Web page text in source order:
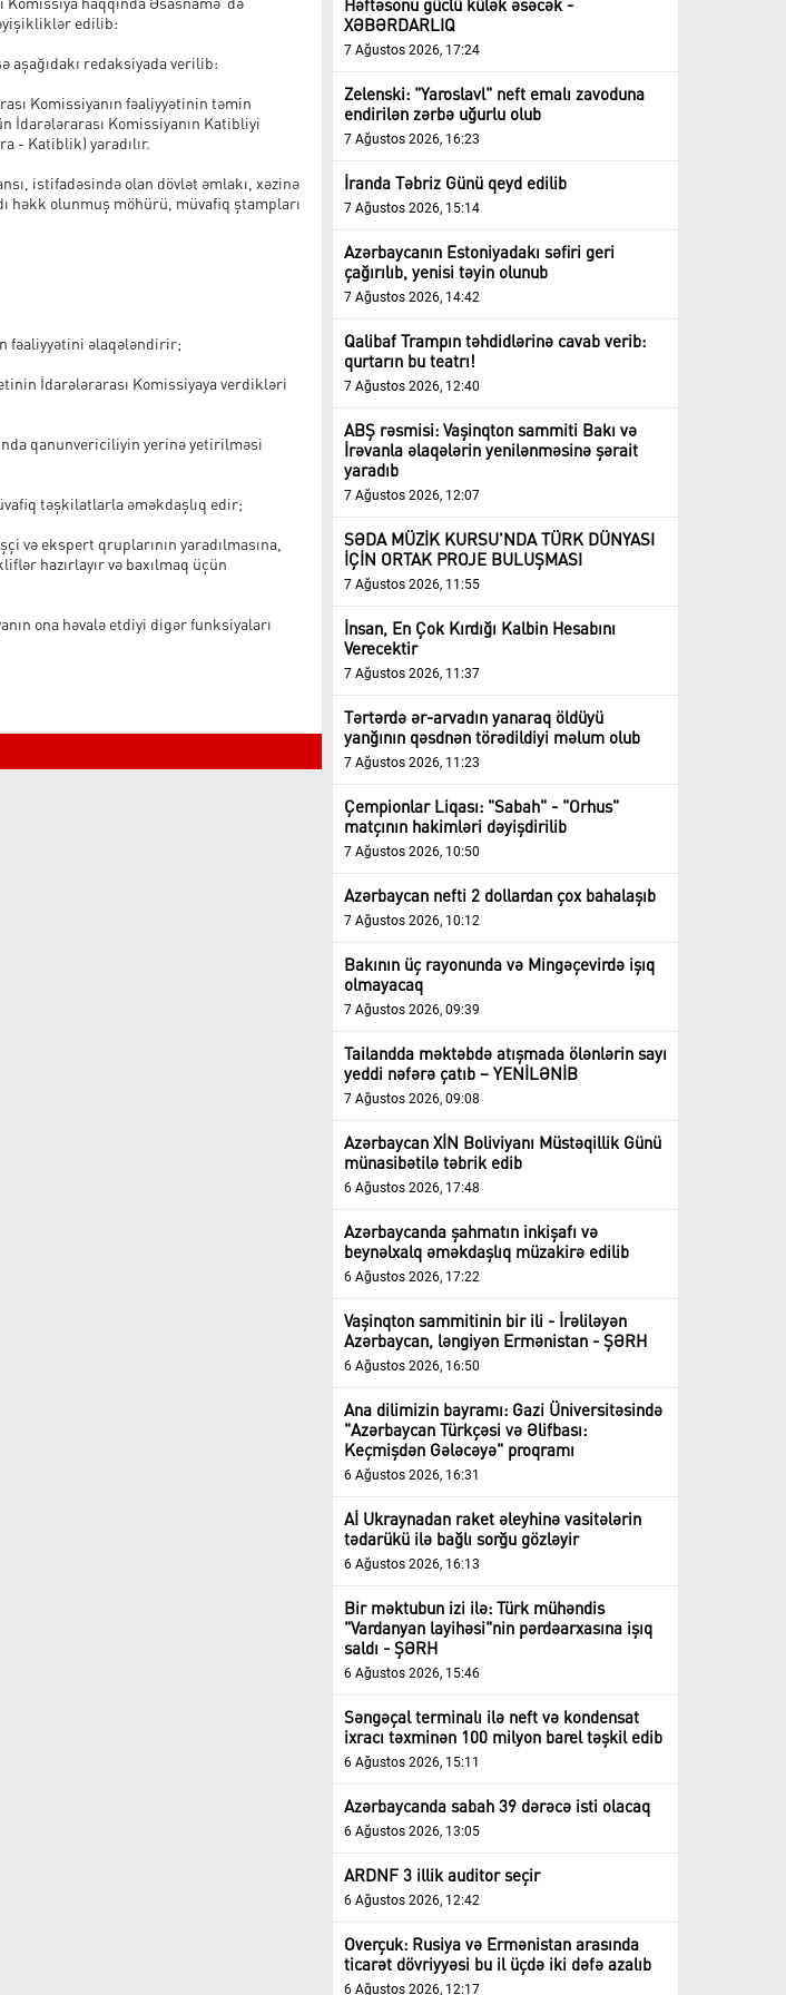
edilib:
aşağıdakı redaksiyada verilib:
Komissiyanın fəaliyyətinin təmin
İdarələrarası Komissiyanın Katibliyi
- Katiblik) yaradılır.
istifadəsində olan dövlət əmlakı, xəzinə
həkk olunmuş möhürü, müvafiq ştampları
fəaliyyətini əlaqələndirir;
İdarələrarası Komissiyaya verdikləri
qanunvericiliyin yerinə yetirilməsi
təşkilatlarla əməkdaşlıq edir;
və ekspert qruplarının yaradılmasına,
hazırlayır və baxılmaq üçün
ona həvalə etdiyi digər funksiyaları
Həftəsonu güclü külək əsəcək -
XƏBƏRDARLIQ
7 Ağustos 2026, 17:24
Zelenski: "Yaroslavl" neft emalı zavoduna
endirilən zərbə uğurlu olub
7 Ağustos 2026, 16:23
İranda Təbriz Günü qeyd edilib
7 Ağustos 2026, 15:14
Azərbaycanın Estoniyadakı səfiri geri
çağırılıb, yenisi təyin olunub
7 Ağustos 2026, 14:42
Qalibaf Trampın təhdidlərinə cavab verib:
qurtarın bu teatrı!
7 Ağustos 2026, 12:40
ABŞ rəsmisi: Vaşinqton sammiti Bakı və
İrəvanla əlaqələrin yenilənməsinə şərait
yaradıb
7 Ağustos 2026, 12:07
SƏDA MÜZİK KURSU'NDA TÜRK DÜNYASI
İÇİN ORTAK PROJE BULUŞMASI
7 Ağustos 2026, 11:55
İnsan, En Çok Kırdığı Kalbin Hesabını
Verecektir
7 Ağustos 2026, 11:37
Tərtərdə ər-arvadın yanaraq öldüyü
yanğının qəsdnən törədildiyi məlum olub
7 Ağustos 2026, 11:23
Çempionlar Liqası: "Sabah" - "Orhus"
matçının hakimləri dəyişdirilib
7 Ağustos 2026, 10:50
Azərbaycan nefti 2 dollardan çox bahalaşıb
7 Ağustos 2026, 10:12
Bakının üç rayonunda və Mingəçevirdə işıq
olmayacaq
7 Ağustos 2026, 09:39
Tailandda məktəbdə atışmada ölənlərin sayı
yeddi nəfərə çatıb – YENİLƏNİB
7 Ağustos 2026, 09:08
Azərbaycan XİN Boliviyanı Müstəqillik Günü
münasibətilə təbrik edib
6 Ağustos 2026, 17:48
Azərbaycanda şahmatın inkişafı və
beynəlxalq əməkdaşlıq müzakirə edilib
6 Ağustos 2026, 17:22
Vaşinqton sammitinin bir ili - İrəliləyən
Azərbaycan, ləngiyən Ermənistan - ŞƏRH
6 Ağustos 2026, 16:50
Ana dilimizin bayramı: Gazi Üniversitəsində
"Azərbaycan Türkçəsi və Əlifbası:
Keçmişdən Gələcəyə" proqramı
6 Ağustos 2026, 16:31
Aİ Ukraynadan raket əleyhinə vasitələrin
tədarükü ilə bağlı sorğu gözləyir
6 Ağustos 2026, 16:13
Bir məktubun izi ilə: Türk mühəndis
"Vardanyan layihəsi"nin pərdəarxasına işıq
saldı - ŞƏRH
6 Ağustos 2026, 15:46
Səngəçal terminalı ilə neft və kondensat
ixracı təxminən 100 milyon barel təşkil edib
6 Ağustos 2026, 15:11
Azərbaycanda sabah 39 dərəcə isti olacaq
6 Ağustos 2026, 13:05
ARDNF 3 illik auditor seçir
6 Ağustos 2026, 12:42
Overçuk: Rusiya və Ermənistan arasında
ticarət dövriyyəsi bu il üçdə iki dəfə azalıb
6 Ağustos 2026, 12:17